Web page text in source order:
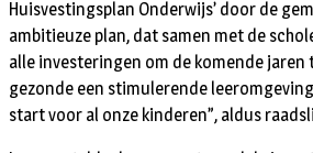
Huisvestingsplan Onderwijs’ door de
ambitieuze plan, dat samen met de
alle investeringen om de komende jaren
gezonde een stimulerende
start voor al onze kinderen”, aldus